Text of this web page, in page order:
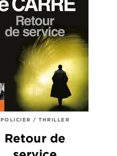
POLICIER / THRILLER
Retour de